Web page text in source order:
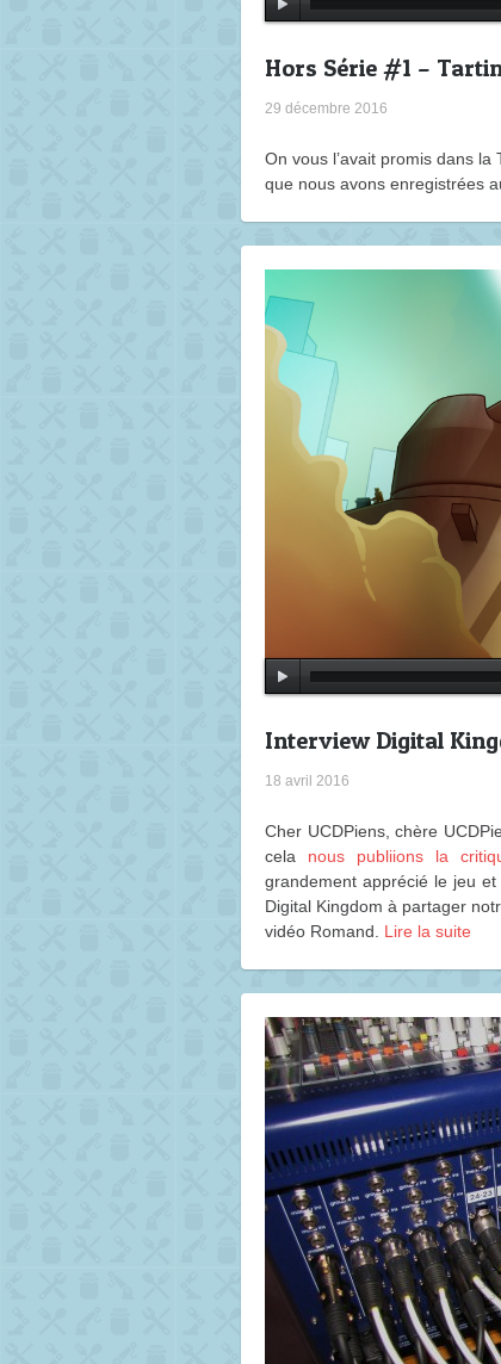
Hors Série #1 –
29 décembre 2016
On vous l’avait promis dans
que nous avons enregistrées
Interview Digital
18 avril 2016
Cher UCDPiens, chère
cela nous publiions la
grandement apprécié le jeu
Digital Kingdom à partager
vidéo Romand. Lire la suite